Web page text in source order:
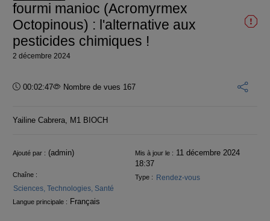
fourmi manioc (Acromyrmex
Octopinous) : l'alternative aux
pesticides chimiques !
2 décembre 2024
Durée :
00:02:47 Nombre de vues 167
Yailine Cabrera, M1 BIOCH
Informations
Ajouté par : (admin) Mis à jour le : 11 décembre 2024
18:37
Chaîne :
Sciences, Technologies, Santé
Type : Rendez-vous
Langue principale : Français